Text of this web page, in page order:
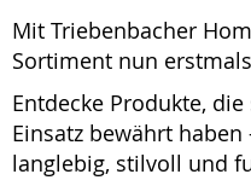
Mit Triebenbacher
Sortiment nun
Entdecke Produkte,
Einsatz bewährt
langlebig, stilvoll und